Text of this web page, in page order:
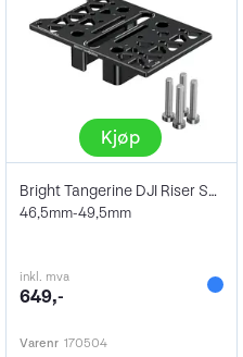
Kjøp
Bright Tangerine DJI Riser Shim
46,5mm-49,5mm
inkl. mva
649,-
Varenr 170504